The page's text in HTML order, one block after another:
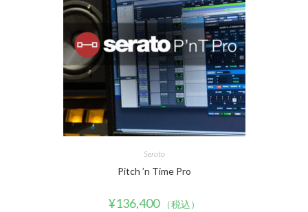
Serato
Pitch ’n Time Pro
¥136,400 （税込）